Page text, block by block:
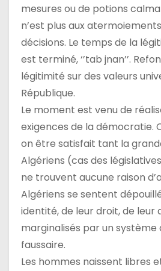
mesures ou de potions
n’est plus aux
décisions. Le temps de la
est terminé, ‘’tab jnan’’.
légitimité sur des valeurs
République.
Le moment est venu de
exigences de la démocratie.
on être satisfait tant la
Algériens (cas des
ne trouvent aucune raison
Algériens se sentent
identité, de leur droit, de leur
marginalisés par un
faussaire.
Les hommes naissent libres